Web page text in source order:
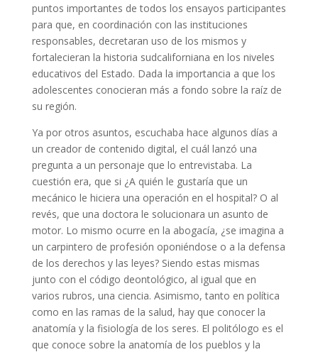
puntos importantes de todos los ensayos participantes
para que, en coordinación con las instituciones
responsables, decretaran uso de los mismos y
fortalecieran la historia sudcaliforniana en los niveles
educativos del Estado. Dada la importancia a que los
adolescentes conocieran más a fondo sobre la raíz de
su región.
Ya por otros asuntos, escuchaba hace algunos días a
un creador de contenido digital, el cuál lanzó una
pregunta a un personaje que lo entrevistaba. La
cuestión era, que si ¿A quién le gustaría que un
mecánico le hiciera una operación en el hospital? O al
revés, que una doctora le solucionara un asunto de
motor. Lo mismo ocurre en la abogacía, ¿se imagina a
un carpintero de profesión oponiéndose o a la defensa
de los derechos y las leyes? Siendo estas mismas
junto con el código deontológico, al igual que en
varios rubros, una ciencia. Asimismo, tanto en política
como en las ramas de la salud, hay que conocer la
anatomía y la fisiología de los seres. El politólogo es el
que conoce sobre la anatomía de los pueblos y la